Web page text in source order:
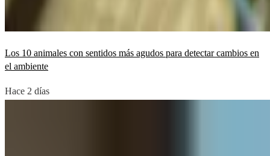
Los 10 animales con sentidos más agudos para detectar cambios en
el ambiente
Hace 2 días